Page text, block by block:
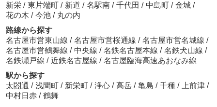
新栄 / 東片端町 / 新道 / 名駅南 / 千代田 / 中島町 / 金城 /
花の木 / 今池 / 丸の内
路線から探す
名古屋市営東山線 / 名古屋市営桜通線 / 名古屋市営名城線 /
名古屋市営鶴舞線 / 中央線 / 名鉄名古屋本線 / 名鉄犬山線 /
名鉄瀬戸線 / 近鉄名古屋線 / 名古屋臨海高速あおなみ線
駅から探す
太閤通 / 浅間町 / 新栄町 / 浄心 / 高岳 / 亀島 / 千種 / 上前津 /
中村日赤 / 鶴舞